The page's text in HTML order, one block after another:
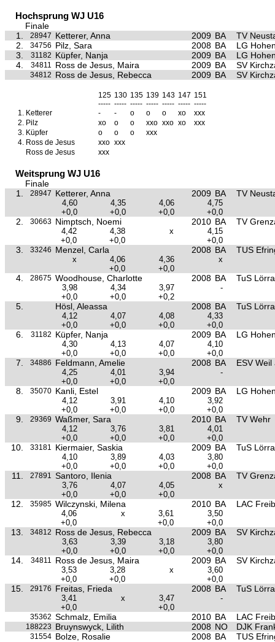
Hochsprung WJ U16
Finale
1.
28947 Ketterer, Anna 2009 BA
TV
2.
34756 Pilz, Sara 2008 BA
LG
3.
31182 Küpfer, Nanja 2009 BA
LG
4.
34811 Ross de Jesus, Maira 2009 BA SV
34812 Ross de Jesus, Rebecca 2009 BA SV
125 130 135 139 143 147 151
----- ----- ----- ----- ----- ----- -----
1. Ketterer - - o o o xo
xxx
2. Pilz xo o o xxo xxo xo
xxx
3. Küpfer o o o
xxx
4. Ross de Jesus xxo xxx
Ross de Jesus
xxx
Weitsprung WJ U16
Finale
1.
28947 Ketterer, Anna 2009 BA TV
4,60 4,35 4,06
4,75
+0,0
+0,0 +0,0 +0,0
2. 30663 Nimptsch, Noemi 2010 BA TV
4,42 4,38 x
4,15
+0,0
+0,0 +0,0
3. 33246 Menzel, Carla 2008 BA TUS
x 4,06 4,36
x
+0,0
+0,0
4. 28675 Woodhouse, Charlotte 2008 BA TuS
3,98 4,34 3,97
-
+0,0
+0,0 +0,2
5. Hösl, Aleassa 2008 BA TuS
4,12 4,07 4,08
4,33
+0,0
+0,0 +0,0 +0,0
6. 31182 Küpfer, Nanja 2009 BA LG
4,30 4,13 4,07
4,10
+0,0
+0,0 +0,0 +0,0
7. 34886 Feldmann, Amelie 2008 BA ESV
4,25 4,01 3,94
-
+0,0
+0,0 +0,0
8. 35070 Kanli, Estel 2009 BA LG
4,12 3,91 4,10
3,92
+0,0
+0,0 +0,0 +0,0
9. 29369 Waßmer, Sara 2010 BA TV Wehr
4,12 3,76 3,81
4,01
+0,0
+0,0 +0,0 +0,0
10. 33181 Kiermaier, Saskia 2009 BA TuS
4,10 3,89 4,03
3,80
+0,0
+0,0 +0,0 +0,0
11. 27891 Santoro, Ilenia 2008 BA TV
3,76 4,07 4,05
x
+0,0
+0,0 +0,0
12. 35985 Wilczynski, Milena 2010 BA LAC
4,06 x 3,61
3,50
+0,0
+0,0 +0,0
13. 34812 Ross de Jesus, Rebecca 2009 BA SV
3,63 3,39 3,18
3,80
+0,0
+0,0 +0,0 +0,0
14. 34811 Ross de Jesus, Maira 2009 BA SV
3,53 3,28 x
3,60
+0,0
+0,0 +0,0
15. 29176 Freitas, Frieda 2008 BA TuS
3,41 x 3,47
-
+0,0
+0,0
35362 Schmalz, Emilia 2010 BA LAC
188223 Bruynswyck, Lilith 2008 NO DJK
31554 Bolze, Rosalie 2008 BA TUS